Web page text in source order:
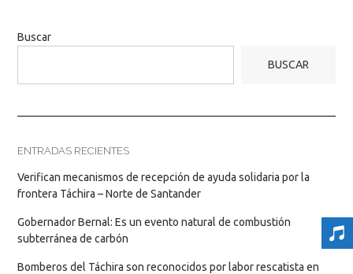
Buscar
BUSCAR
ENTRADAS RECIENTES
Verifican mecanismos de recepción de ayuda solidaria por la
frontera Táchira – Norte de Santander
Gobernador Bernal: Es un evento natural de combustión
subterránea de carbón
Bomberos del Táchira son reconocidos por labor rescatista en